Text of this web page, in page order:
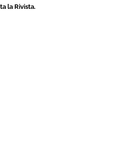
la Rivista.